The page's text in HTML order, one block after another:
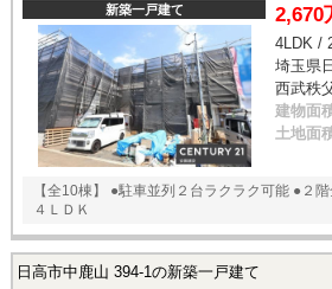
新築一戸建て 2,670
4LDK /
埼玉県
西武秩
建物面
土地面
【全10棟】 ●駐車並列２台ラクラク可能 ●２
４ＬＤＫ
日高市中鹿山 394-1の新築一戸建て